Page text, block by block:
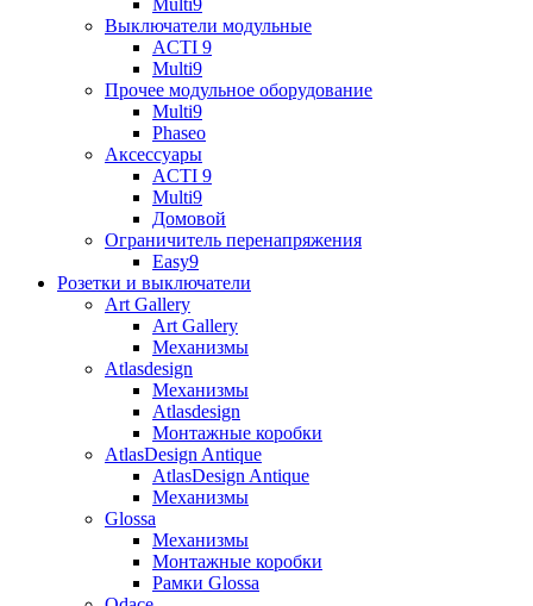
Multi9
Выключатели модульные
ACTI 9
Multi9
Прочее модульное оборудование
Multi9
Phaseo
Аксессуары
ACTI 9
Multi9
Домовой
Ограничитель перенапряжения
Easy9
Розетки и выключатели
Art Gallery
Art Gallery
Механизмы
Atlasdesign
Механизмы
Atlasdesign
Монтажные коробки
AtlasDesign Antique
AtlasDesign Antique
Механизмы
Glossa
Механизмы
Монтажные коробки
Рамки Glossa